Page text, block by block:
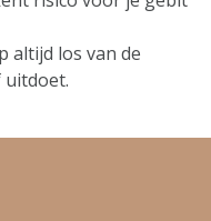
altijd los van de
uitdoet.